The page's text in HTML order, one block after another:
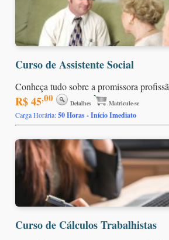
Curso de Assistente Social
Conheça tudo sobre a promissora
R$ 45,00 Detalhes Matricule-se
Carga Horária:50 Horas - Início Imediato
Curso de Cálculos Trabalhistas